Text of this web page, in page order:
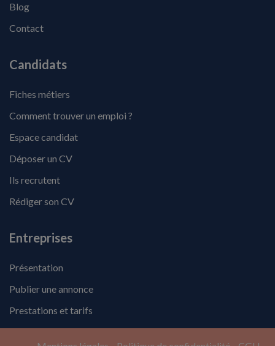
Blog
Contact
Candidats
Fiches métiers
Comment trouver un emploi ?
Espace candidat
Déposer un CV
Ils recrutent
Rédiger son CV
Entreprises
Présentation
Publier une annonce
Prestations et tarifs